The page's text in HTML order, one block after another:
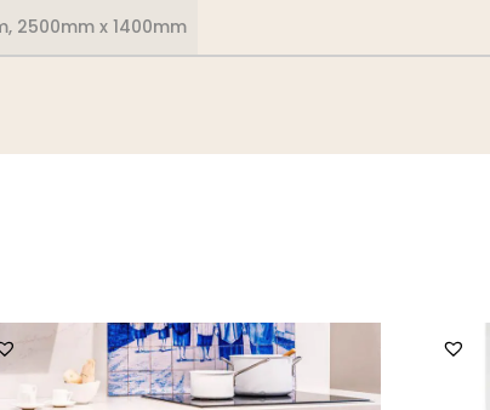
2500mm x 1400mm